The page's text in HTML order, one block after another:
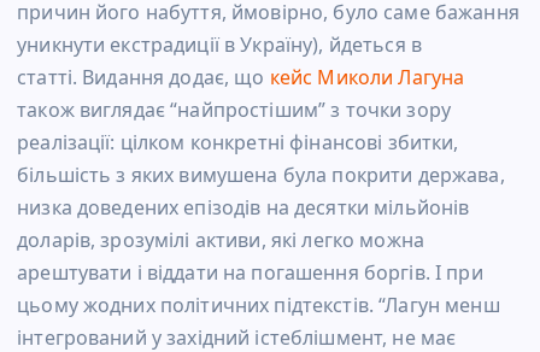
причин його набуття, ймовірно, було саме бажання
уникнути екстрадиції в Україну), йдеться в
статті. Видання додає, що кейс Миколи Лагуна
також виглядає “найпростішим” з точки зору
реалізації: цілком конкретні фінансові збитки,
більшість з яких вимушена була покрити держава,
низка доведених епізодів на десятки мільйонів
доларів, зрозумілі активи, які легко можна
арештувати і віддати на погашення боргів. І при
цьому жодних політичних підтекстів. “Лагун менш
інтегрований у західний істеблішмент, не має